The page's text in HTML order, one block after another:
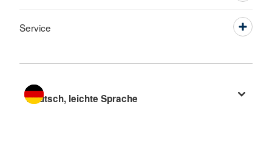
Service
Sprache wechseln zu